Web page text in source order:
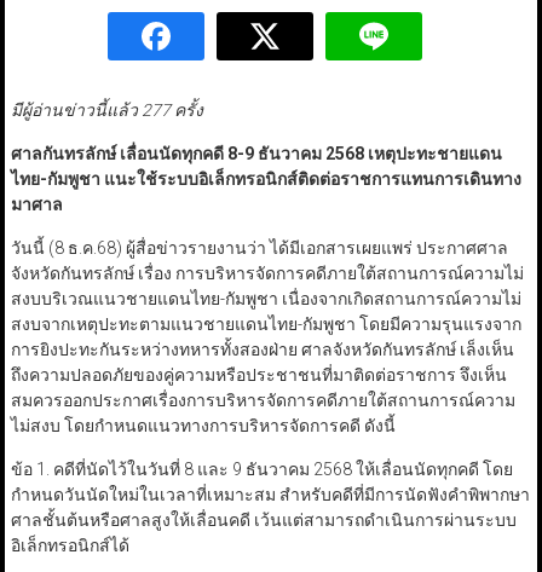
มีผู้อ่านข่าวนี้แล้ว 277 ครั้ง
ศาลกันทรลักษ์ เลื่อนนัดทุกคดี 8-9 ธันวาคม 2568 เหตุปะทะชายแดน
ไทย-กัมพูชา แนะใช้ระบบอิเล็กทรอนิกส์ติดต่อราชการแทนการเดินทาง
มาศาล
วันนี้ (8 ธ.ค.68) ผู้สื่อข่าวรายงานว่า ได้มีเอกสารเผยแพร่ ประกาศศาล
จังหวัดกันทรลักษ์ เรื่อง การบริหารจัดการคดีภายใต้สถานการณ์ความไม่
สงบบริเวณแนวชายแดนไทย-กัมพูชา เนื่องจากเกิดสถานการณ์ความไม่
สงบจากเหตุปะทะตามแนวชายแดนไทย-กัมพูชา โดยมีความรุนแรงจาก
การยิงปะทะกันระหว่างทหารทั้งสองฝ่าย ศาลจังหวัดกันทรลักษ์ เล็งเห็น
ถึงความปลอดภัยของคู่ความหรือประชาชนที่มาติดต่อราชการ จึงเห็น
สมควรออกประกาศเรื่องการบริหารจัดการคดีภายใต้สถานการณ์ความ
ไม่สงบ โดยกำหนดแนวทางการบริหารจัดการคดี ดังนี้
ข้อ 1. คดีที่นัดไว้ในวันที่ 8 และ 9 ธันวาคม 2568 ให้เลื่อนนัดทุกคดี โดย
กำหนดวันนัดใหม่ในเวลาที่เหมาะสม สำหรับคดีที่มีการนัดฟังคำพิพากษา
ศาลชั้นต้นหรือศาลสูงให้เลื่อนคดี เว้นแต่สามารถดำเนินการผ่านระบบ
อิเล็กทรอนิกส์ได้